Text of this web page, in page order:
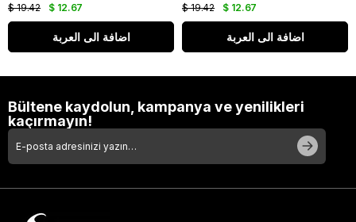
$ 12.67
$ 19.42
اضافة الى العربة
$ 12.67
$ 19.42
اضافة الى العربة
Bültene kaydolun, kampanya ve yenilikleri
kaçırmayın!